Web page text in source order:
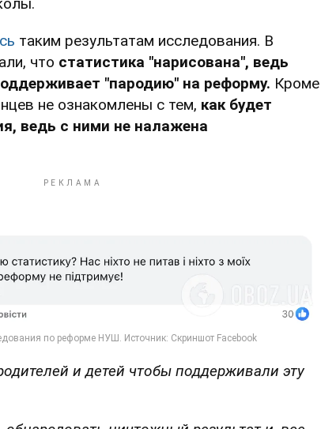
таким результатам исследования. В
что статистика "нарисована", ведь
"пародию" на реформу. Кроме
не ознакомлены с тем, как будет
ведь с ними не налажена
и детей чтобы поддерживали эту